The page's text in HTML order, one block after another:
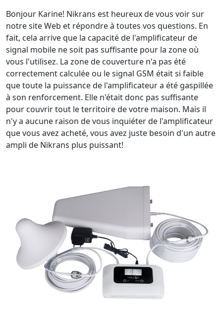
Bonjour Karine! Nikrans est heureux de vous voir sur
notre site Web et répondre à toutes vos questions. En
fait, cela arrive que la capacité de l'amplificateur de
signal mobile ne soit pas suffisante pour la zone où
vous l'utilisez. La zone de couverture n'a pas été
correctement calculée ou le signal GSM était si faible
que toute la puissance de l'amplificateur a été gaspillée
à son renforcement. Elle n'était donc pas suffisante
pour couvrir tout le territoire de votre maison. Mais il
n'y a aucune raison de vous inquiéter de l'amplificateur
que vous avez acheté, vous avez juste besoin d'un autre
ampli de Nikrans plus puissant!